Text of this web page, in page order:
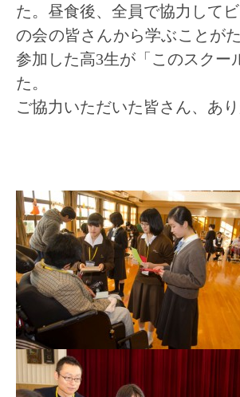
た。昼食後、全員で協力して
の会の皆さんから学ぶことが
参加した高3生が「このスクー
た。
ご協力いただいた皆さん、あ